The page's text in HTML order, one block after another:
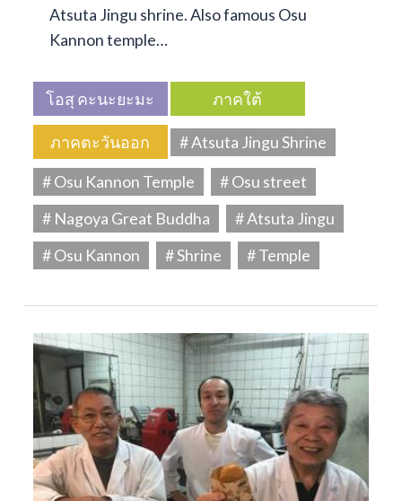
Atsuta Jingu shrine. Also famous Osu
Kannon temple…
โอสุ คะนะยะมะ ภาคใต้
ภาคตะวันออก
# Atsuta Jingu Shrine
# Osu Kannon Temple
# Osu street
# Nagoya Great Buddha
# Atsuta Jingu
# Osu Kannon
# Shrine # Temple